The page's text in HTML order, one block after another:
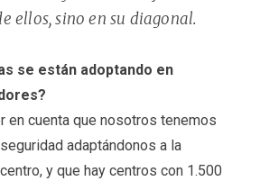
ellos, sino en su diagonal.
se están adoptando en
en cuenta que nosotros tenemos
adaptándonos a la
y que hay centros con 1.500